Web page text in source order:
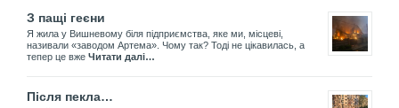
З пащі геєни
Я жила у Вишневому біля підприємства, яке ми, місцеві,
називали «заводом Артема». Чому так? Тоді не цікавилась, а
тепер це вже Читати далі…
Після пекла…